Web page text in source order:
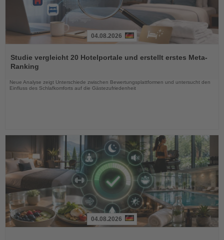
Sie
die
Nachrichten
04.08.2026
Studie vergleicht 20 Hotelportale und erstellt erstes Meta-
Ranking
Neue Analyse zeigt Unterschiede zwischen Bewertungsplattformen und untersucht den
Einfluss des Schlafkomforts auf die Gästezufriedenheit
04.08.2026